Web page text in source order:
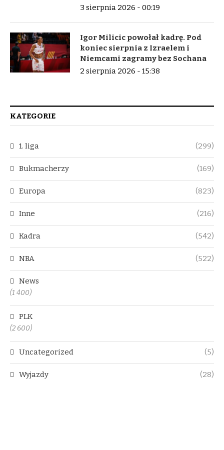
3 sierpnia 2026 - 00:19
Igor Milicic powołał kadrę. Pod
koniec sierpnia z Izraelem i
Niemcami zagramy bez Sochana
2 sierpnia 2026 - 15:38
KATEGORIE
1. liga (299)
Bukmacherzy (169)
Europa (823)
Inne (216)
Kadra (542)
NBA (522)
News
(1 400)
PLK
(2 600)
Uncategorized (5)
Wyjazdy (28)